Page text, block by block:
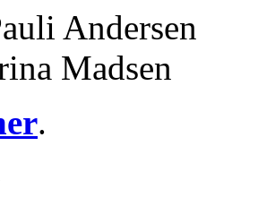
Andersen
Madsen
.